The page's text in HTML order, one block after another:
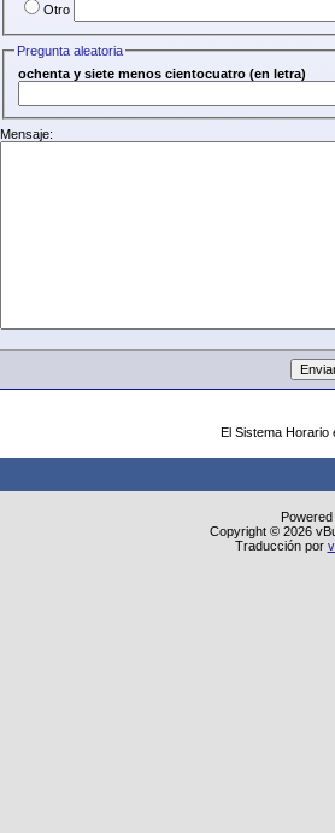
Otro
Pregunta aleatoria
ochenta y siete menos cientocuatro (en letra)
Mensaje:
El Sistema
Copyright © 2026
Traducción por